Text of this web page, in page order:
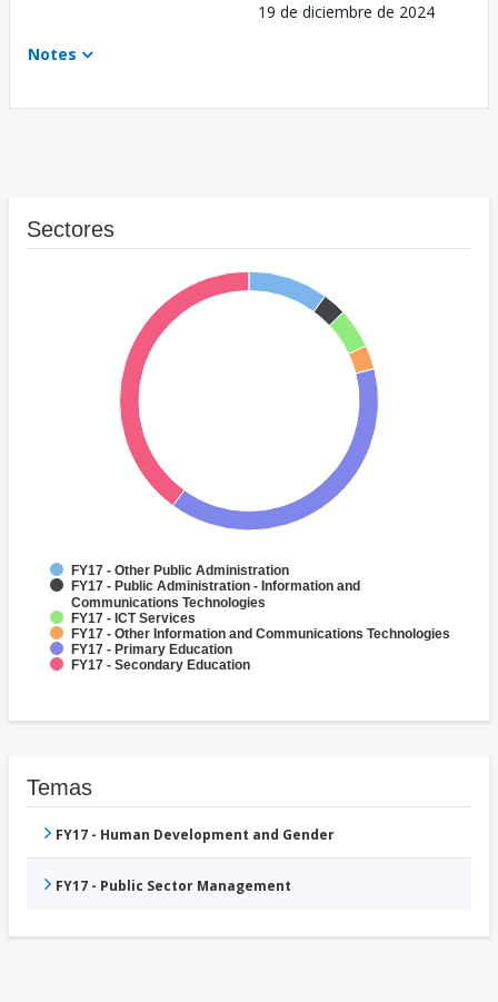
19 de diciembre de 2024
Notes
Sectores
FY17 - Other Public Administration
FY17 - Public Administration - Information and
Communications Technologies
FY17 - ICT Services
FY17 - Other Information and Communications Technologies
FY17 - Primary Education
FY17 - Secondary Education
Temas
FY17 - Human Development and Gender
FY17 - Public Sector Management